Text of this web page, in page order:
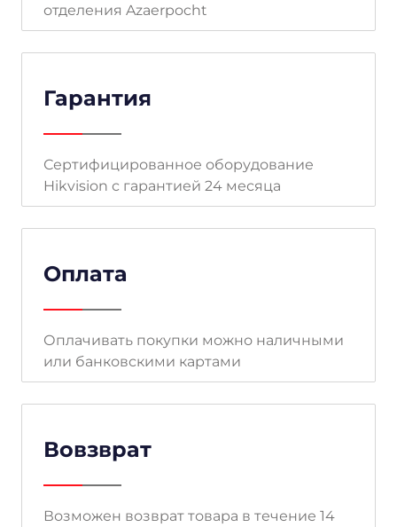
отделения Azaerpocht
Гарантия
Сертифицированное оборудование
Hikvision с гарантией 24 месяца
Оплата
Оплачивать покупки можно наличными
или банковскими картами
Вовзврат
Возможен возврат товара в течение 14